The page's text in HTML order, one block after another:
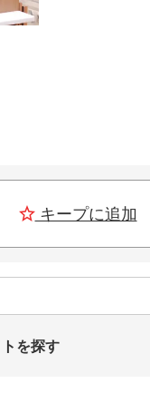
キープに追加
を探す